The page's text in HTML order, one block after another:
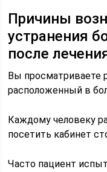
Причины
устранения
после
Вы просматриваете
расположенный в
Каждому человеку
посетить кабинет
Часто пациент